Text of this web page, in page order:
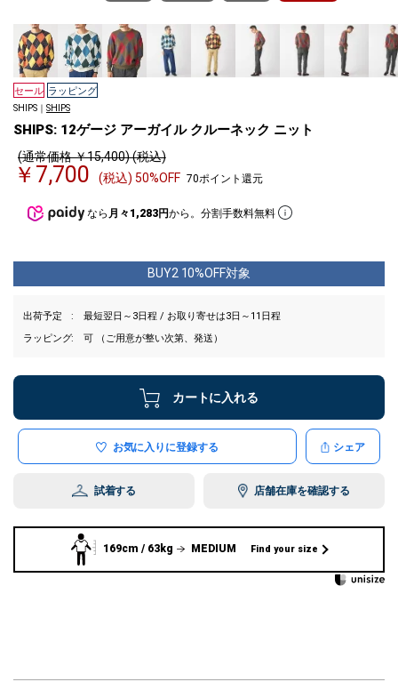
セール ラッピング
SHIPS｜ SHIPS
SHIPS: 12ゲージ アーガイル クルーネック ニット
(通常価格 ￥15,400) (税込)
￥7,700 (税込) 50%OFF 70ポイント還元
なら 月々1,283円から。分割手数料無料
BUY2 10%OFF対象
出荷予定
最短翌日～3日程 / お取り寄せは3日～11日程
ラッピング
可 （ご用意が整い次第、発送）
カートに入れる
お気に入りに登録する シェア
試着する 店舗在庫を確認する
169cm / 63kg MEDIUM Find your size